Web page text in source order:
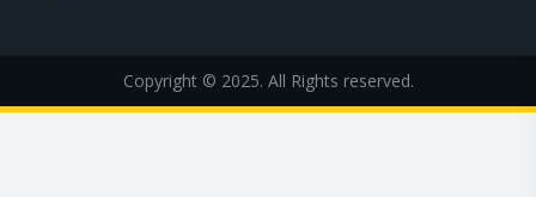
Copyright © 2025. All Rights reserved.